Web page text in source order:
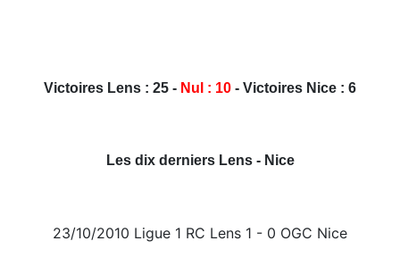
Victoires Lens : 25 - Nul : 10 - Victoires Nice : 6
Les dix derniers Lens - Nice
23/10/2010 Ligue 1 RC Lens 1 - 0 OGC Nice